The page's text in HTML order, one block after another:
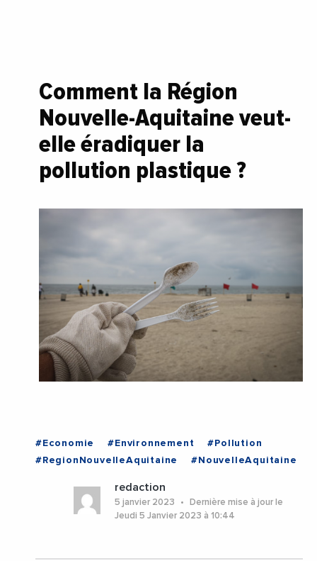
Comment la Région
Nouvelle-Aquitaine veut-
elle éradiquer la
pollution plastique?
#Economie #Environnement
#Pollution
#RegionNouvelleAquitaine
#NouvelleAquitaine
redaction
5 janvier 2023
Dernière mise à jour le
Jeudi 5 Janvier 2023 à 10:44